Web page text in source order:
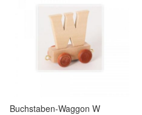
Buchstaben-Waggon W